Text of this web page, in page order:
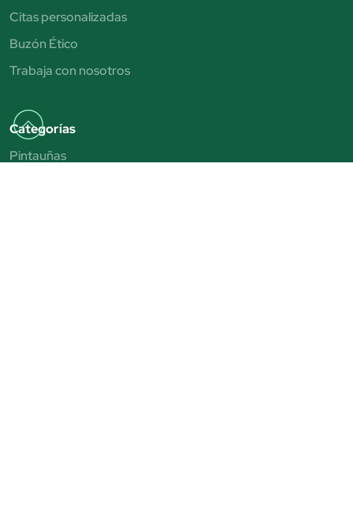
Citas personalizadas
Buzón Ético
Trabaja con nosotros
Categorías
Pintauñas